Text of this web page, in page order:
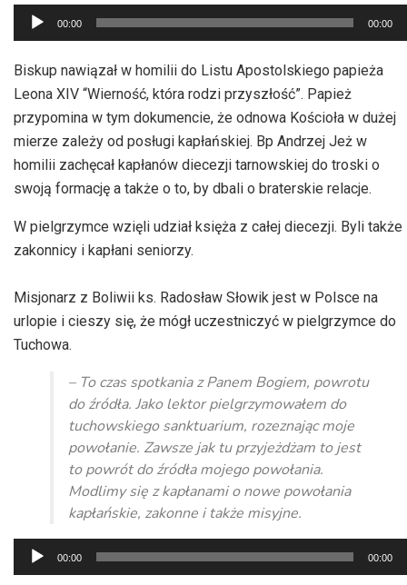
Odtwarzacz
plików
dźwiękowych
00:00 00:00
Biskup nawiązał w homilii do Listu Apostolskiego papieża
Leona XIV “Wierność, która rodzi przyszłość”. Papież
przypomina w tym dokumencie, że odnowa Kościoła w dużej
mierze zależy od posługi kapłańskiej. Bp Andrzej Jeż w
homilii zachęcał kapłanów diecezji tarnowskiej do troski o
swoją formację a także o to, by dbali o braterskie relacje.
W pielgrzymce wzięli udział księża z całej diecezji. Byli także
zakonnicy i kapłani seniorzy.
Misjonarz z Boliwii ks. Radosław Słowik jest w Polsce na
urlopie i cieszy się, że mógł uczestniczyć w pielgrzymce do
Tuchowa.
– To czas spotkania z Panem Bogiem, powrotu
do źródła. Jako lektor pielgrzymowałem do
tuchowskiego sanktuarium, rozeznając moje
powołanie. Zawsze jak tu przyjeżdżam to jest
to powrót do źródła mojego powołania.
Modlimy się z kapłanami o nowe powołania
kapłańskie, zakonne i także misyjne.
Odtwarzacz
plików
00:00 00:00